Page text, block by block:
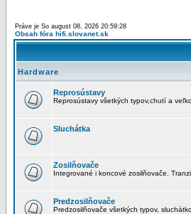
Práve je So august 08, 2026 20:59:28
Obsah fóra hifi.slovanet.sk
Hardware
Reprosústavy
Reprosústavy všetkých typov,chutí a
Sluchátka
Zosilňovače
Integrované i koncové zosilňovače.
Predzosilňovače
Predzosilňovače všetkých typov,